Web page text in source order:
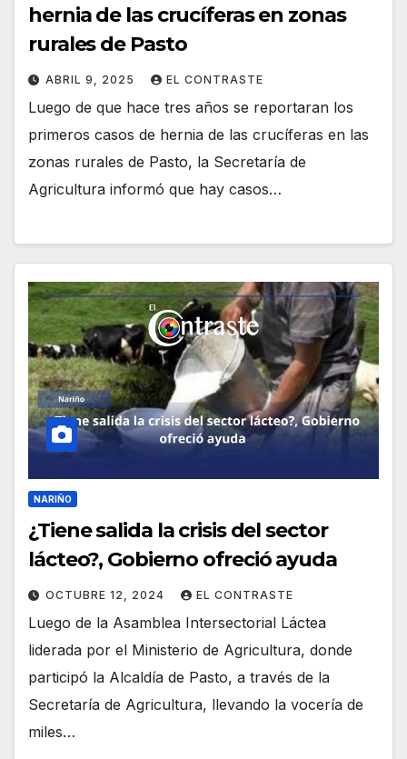
hernia de las crucíferas en zonas
rurales de Pasto
ABRIL 9, 2025 EL CONTRASTE
Luego de que hace tres años se reportaran los
primeros casos de hernia de las crucíferas en las
zonas rurales de Pasto, la Secretaría de
Agricultura informó que hay casos…
NARIÑO
¿Tiene salida la crisis del sector
lácteo?, Gobierno ofreció ayuda
OCTUBRE 12, 2024 EL CONTRASTE
Luego de la Asamblea Intersectorial Láctea
liderada por el Ministerio de Agricultura, donde
participó la Alcaldía de Pasto, a través de la
Secretaría de Agricultura, llevando la vocería de
miles…